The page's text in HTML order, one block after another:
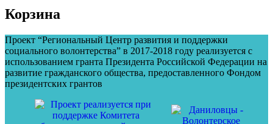
Корзина
Проект “Региональный Центр развития и поддержки
социального волонтерства” в 2017-2018 году реализуется с
использованием гранта Президента Российской Федерации на
развитие гражданского общества, предоставленного Фондом
президентских грантов